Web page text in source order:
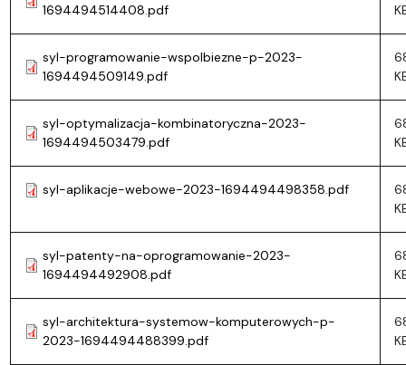
1694494514408.pdf
syl-programowanie-wspolbiezne-p-2023-
1694494509149.pdf
syl-optymalizacja-kombinatoryczna-2023-
1694494503479.pdf
syl-aplikacje-webowe-2023-1694494498358.pdf
syl-patenty-na-oprogramowanie-2023-
1694494492908.pdf
syl-architektura-systemow-komputerowych-p-
2023-1694494488399.pdf